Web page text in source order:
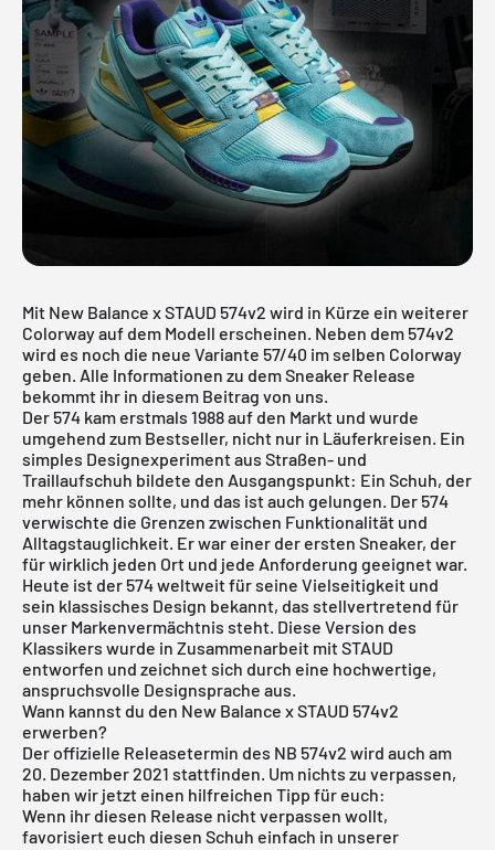
Mit New Balance x STAUD 574v2 wird in Kürze ein weiterer
Colorway auf dem Modell erscheinen. Neben dem 574v2
wird es noch die neue Variante 57/40 im selben Colorway
geben. Alle Informationen zu dem Sneaker Release
bekommt ihr in diesem Beitrag von uns.
Der 574 kam erstmals 1988 auf den Markt und wurde
umgehend zum Bestseller, nicht nur in Läuferkreisen. Ein
simples Designexperiment aus Straßen- und
Traillaufschuh bildete den Ausgangspunkt: Ein Schuh, der
mehr können sollte, und das ist auch gelungen. Der 574
verwischte die Grenzen zwischen Funktionalität und
Alltagstauglichkeit. Er war einer der ersten Sneaker, der
für wirklich jeden Ort und jede Anforderung geeignet war.
Heute ist der 574 weltweit für seine Vielseitigkeit und
sein klassisches Design bekannt, das stellvertretend für
unser Markenvermächtnis steht. Diese Version des
Klassikers wurde in Zusammenarbeit mit STAUD
entworfen und zeichnet sich durch eine hochwertige,
anspruchsvolle Designsprache aus.
Wann kannst du den New Balance x STAUD 574v2
erwerben?
Der offizielle Releasetermin des NB 574v2 wird auch am
20. Dezember 2021 stattfinden. Um nichts zu verpassen,
haben wir jetzt einen hilfreichen Tipp für euch:
Wenn ihr diesen Release nicht verpassen wollt,
favorisiert euch diesen Schuh einfach in unserer